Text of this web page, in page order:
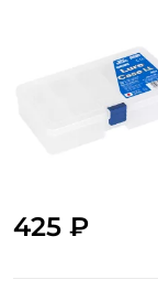
425 ₽